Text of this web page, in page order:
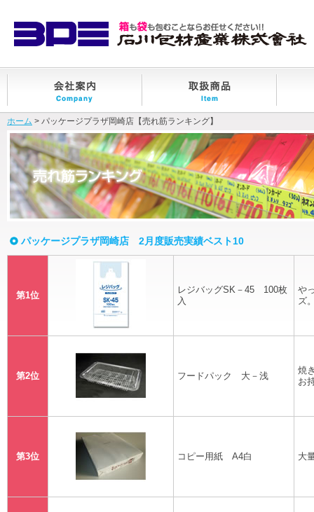
ホーム > パッケージプラザ岡崎店【売れ筋ランキング】
パッケージプラザ岡崎店 2月度販売実績ベスト10
第1位
レジバッグSK－45 100枚
入
や
ズ
第2位 フードパック 大－浅
焼
お
第3位 コピー用紙 A4白 大